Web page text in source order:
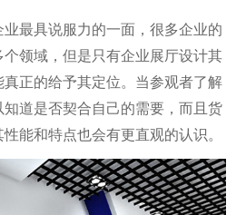
最具说服力的一面，很多企业的
领域，但是只有企业展厅设计其
正的给予其定位。当参观者了解
道是否契合自己的需要，而且货
能和特点也会有更直观的认识。